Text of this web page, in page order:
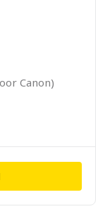
Canon)